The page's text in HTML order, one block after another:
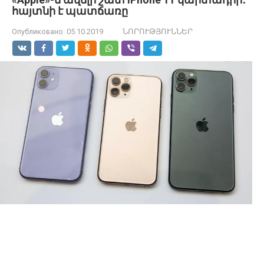
հայտնի է պատճառը
Опубликовано: 05.10.2019 ՆՈՐՈՒԹՅՈՒՆՆԵՐ